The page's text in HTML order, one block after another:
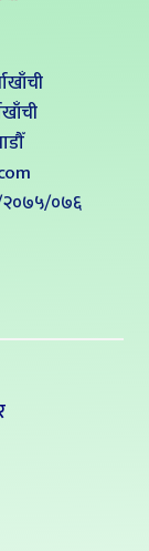
२०७५/०७६